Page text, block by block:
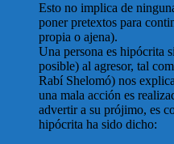
Esto no implica de
poner pretextos para
propia o ajena).
Una persona es hipócrita
posible) al agresor, tal
Rabí Shelomó) nos
una mala acción es
advertir a su prójimo, es
hipócrita ha sido dicho: